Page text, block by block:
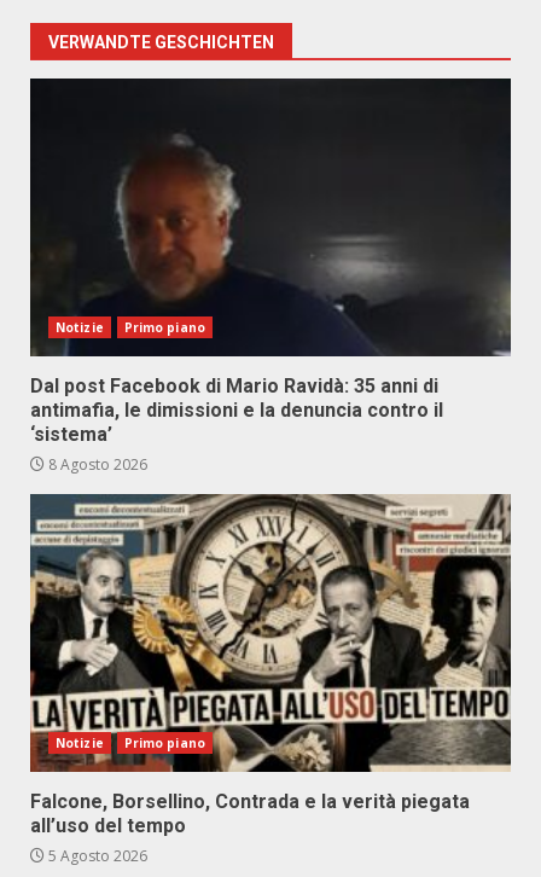
VERWANDTE GESCHICHTEN
Notizie Primo piano
Dal post Facebook di Mario Ravidà: 35 anni di
antimafia, le dimissioni e la denuncia contro il
‘sistema’
8 Agosto 2026
Notizie Primo piano
Falcone, Borsellino, Contrada e la verità piegata
all’uso del tempo
5 Agosto 2026